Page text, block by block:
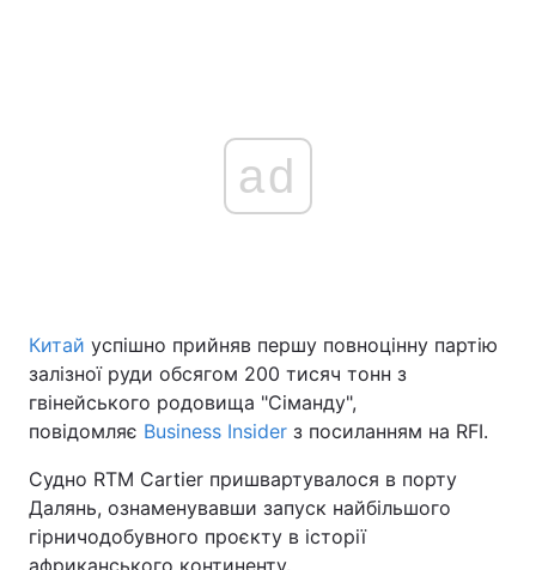
Головна Війна
Україна Політика
Спорт Наука
Техно і зв'язок Лайт
ad
Китай успішно прийняв першу повноцінну партію
залізної руди обсягом 200 тисяч тонн з
гвінейського родовища "Сіманду",
повідомляє Business Insider з посиланням на RFI.
Судно RTM Cartier пришвартувалося в порту
Далянь, ознаменувавши запуск найбільшого
гірничодобувного проєкту в історії
африканського континенту.